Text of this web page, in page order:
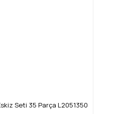
Seti 35 Parça L2051350